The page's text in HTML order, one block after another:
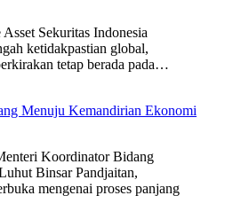
Sekuritas Indonesia
ketidakpastian global,
tetap berada pada…
Menuju Kemandirian Ekonomi
Koordinator Bidang
Binsar Pandjaitan,
mengenai proses panjang